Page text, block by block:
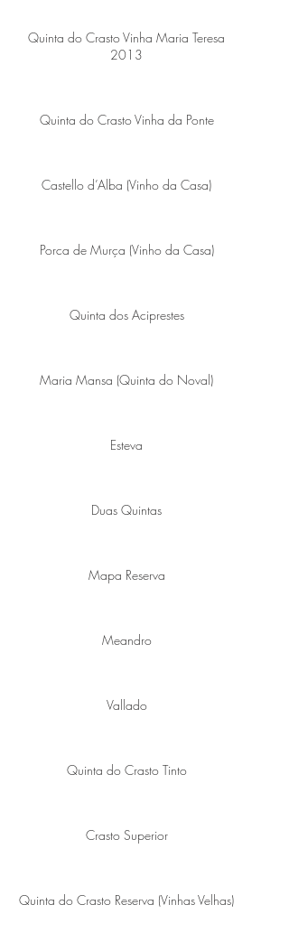
Quinta do Crasto Vinha Maria Teresa
2013
Quinta do Crasto Vinha da Ponte
Castello d’Alba (Vinho da Casa)
Porca de Murça (Vinho da Casa)
Quinta dos Aciprestes
Maria Mansa (Quinta do Noval)
Esteva
Duas Quintas
Mapa Reserva
Meandro
Vallado
Quinta do Crasto Tinto
Crasto Superior
Quinta do Crasto Reserva (Vinhas Velhas)